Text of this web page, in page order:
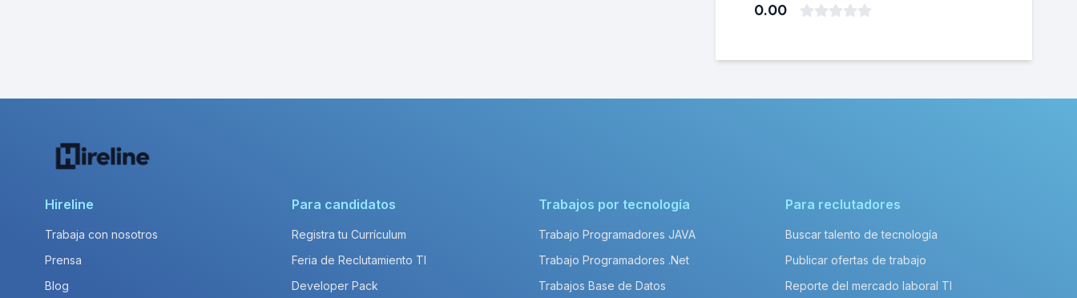
0.00
Hireline
Trabaja con nosotros
Prensa
Blog
Para candidatos
Registra tu Currículum
Feria de Reclutamiento TI
Developer Pack
Trabajos por tecnología
Trabajo Programadores JAVA
Trabajo Programadores .Net
Trabajos Base de Datos
Para reclutadores
Buscar talento de tecnología
Publicar ofertas de trabajo
Reporte del mercado laboral TI